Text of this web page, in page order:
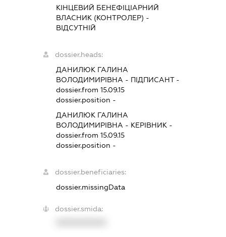
КІНЦЕВИЙ БЕНЕФІЦІАРНИЙ
ВЛАСНИК (КОНТРОЛЕР) -
ВІДСУТНІЙ
dossier.heads:
ДАНИЛЮК ГАЛИНА
ВОЛОДИМИРІВНА - ПІДПИСАНТ-
dossier.from 15.09.15
dossier.position -
ДАНИЛЮК ГАЛИНА
ВОЛОДИМИРІВНА - КЕРІВНИК -
dossier.from 15.09.15
dossier.position -
dossier.beneficiaries:
dossier.missingData
dossier.smida: